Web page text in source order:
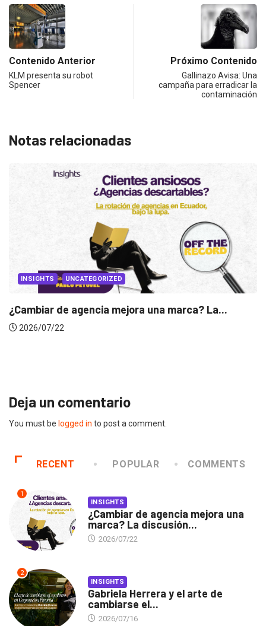
Contenido Anterior
KLM presenta su robot
Spencer
Próximo Contenido
Gallinazo Avisa: Una
campaña para erradicar la
contaminación
Notas relacionadas
UNCATEGORIZED
agencia mejora una marca? La...
Deja un comentario
You must be logged in to post a comment.
RECENT POPULAR COMMENTS
1
INSIGHTS
¿Cambiar de agencia mejora una
marca? La discusión...
2026/07/22
2
INSIGHTS
Gabriela Herrera y el arte de
cambiarse el...
2026/07/16